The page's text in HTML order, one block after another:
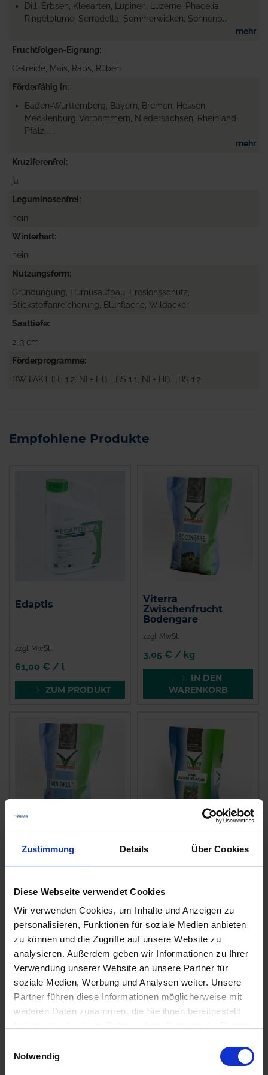
Zustimmung Details Über Cookies
Diese Webseite verwendet Cookies
Wir verwenden Cookies, um Inhalte und Anzeigen zu
personalisieren, Funktionen für soziale Medien anbieten
zu können und die Zugriffe auf unsere Website zu
analysieren. Außerdem geben wir Informationen zu Ihrer
Verwendung unserer Website an unsere Partner für
soziale Medien, Werbung und Analysen weiter. Unsere
Partner führen diese Informationen möglicherweise mit
weiteren Daten zusammen, die Sie ihnen bereitgestellt
Notwendig
Dill, Erbsen, Kleearten, Lupinen, Luzerne, Phacelia,
Ringelblume, Serradella, Sommerwicken, Sonnenb...
mehr
Fruchtfolgen-Eignung
Getreide, Mais, Raps, Rüben
Förderfähig in
Baden-Württemberg, Bayern, Bremen, Hessen,
Mecklenburg-Vorpommern, Niedersachsen, Rheinland-
Pfalz, ...
mehr
Kruziferenfrei
ja
Leguminosenfrei
nein
Winterhart
nein
Nutzungsform
Gründüngung, Humusaufbau, Erosionsschutz,
Stickstoffanreicherung, Blühfläche, Wildacker
Saattiefe
2-3 cm
Förderprogramme
BW FAKT II E 1.2, NI + HB - BS 1.1, NI + HB - BS 1.2
Empfohlene Produkte
Edaptis
zzgl. MwSt.
61,00 € / l
ZUM PRODUKT
Viterra
Zwischenfrucht
Bodengare
zzgl. MwSt.
3,05 € / kg
IN DEN
WARENKORB
Viterra
Zwischenfrucht
Multikulti
IN DEN
WARENKORB
Viterra
Zwischenfrucht NRW
Bunte Brache
IN DEN
WARENKORB
Ähnliche Produkte